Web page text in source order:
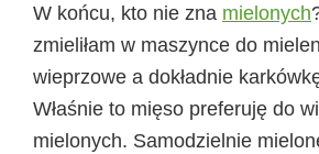
W końcu, kto nie zna mielonych
zmieliłam w maszynce do
wieprzowe a dokładnie
Właśnie to mięso preferuję do
mielonych. Samodzielnie